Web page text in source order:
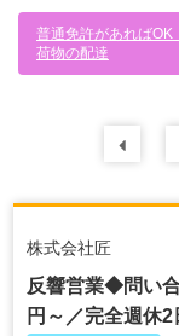
普通免許があればOK
荷物の配達
株式会社匠
反響営業◆問い
円～／完全週休